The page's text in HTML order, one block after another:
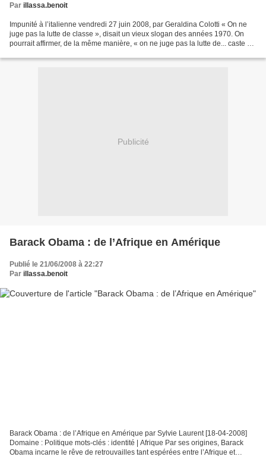
Par illassa.benoit
Impunité à l’italienne vendredi 27 juin 2008, par Geraldina Colotti « On ne
juge pas la lutte de classe », disait un vieux slogan des années 1970. On
pourrait affirmer, de la même manière, « on ne juge pas la lutte de... caste »,
Publicité
Barack Obama : de l’Afrique en Amérique
Publié le 21/06/2008 à 22:27
Par illassa.benoit
Barack Obama : de l’Afrique en Amérique par Sylvie Laurent [18-04-2008]
Domaine : Politique mots-clés : identité | Afrique Par ses origines, Barack
Obama incarne le rêve de retrouvailles tant espérées entre l’Afrique et